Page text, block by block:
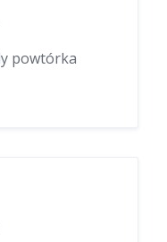
powtórka